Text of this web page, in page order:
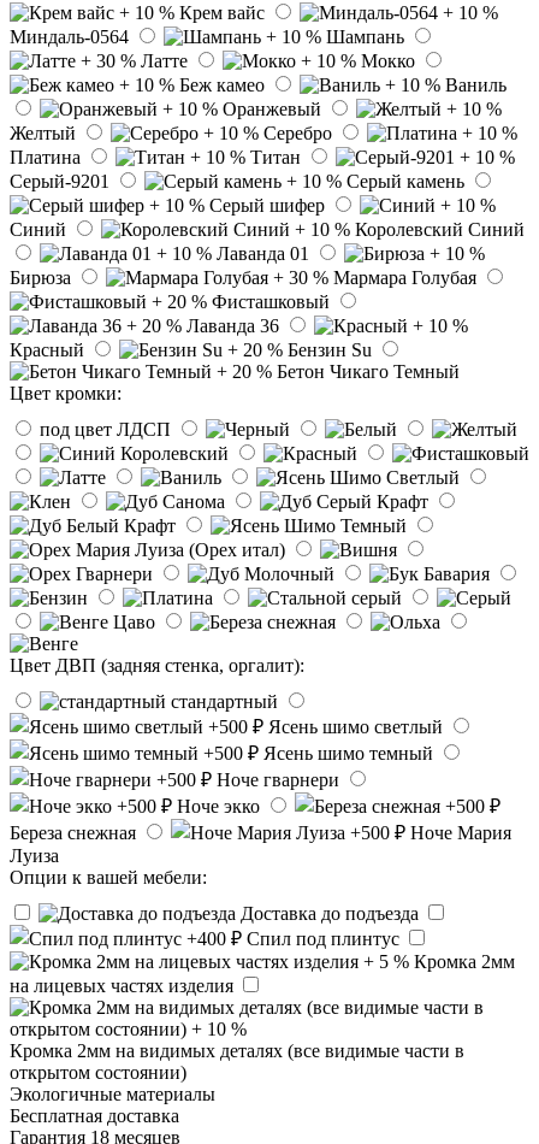
Крем вайс
Миндаль-0564
Шампань
Латте
Мокко
Беж камео
Ваниль
Оранжевый
Желтый
Серебро
Платина
Титан
Серый-9201
Серый камень
Серый шифер
Синий
Королевский Синий
Лаванда 01
Бирюза
Мармара Голубая
Фисташковый
Лаванда 36
Красный
Бензин Su
Бетон Чикаго Темный
Цвет кромки:
под цвет ЛДСП
Цвет ДВП (задняя стенка, оргалит):
стандартный
Ясень шимо светлый
Ясень шимо темный
Ноче гварнери
Ноче экко
Береза снежная
Ноче Мария
Луиза
Опции к вашей мебели:
Доставка до подъезда
Спил под плинтус
Кромка 2мм
на лицевых частях изделия
Кромка 2мм на видимых деталях (все видимые части в
открытом состоянии)
Экологичные материалы
Бесплатная доставка
Гарантия 18 месяцев